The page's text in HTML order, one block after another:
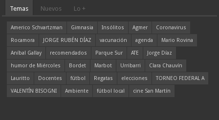
Temas Nuevos Lo +
Americo Schvartzman Gimnasia Insólitos Agmer
Coronavirus
Rocamora
JORGE RUBÉN DÍAZ vacunación agenda
Mario Rovina
Aníbal Gallay
recomendados Parque Sur ATE
Jorge Díaz
humor de Miércoles
Bordet Marbot Urribarri
Clara Chauvín
Lauritto
Docentes fútbol Regatas elecciones
TORNEO FEDERAL A
VALENTÍN BISOGNI
Ambiente fútbol local cine San Martín